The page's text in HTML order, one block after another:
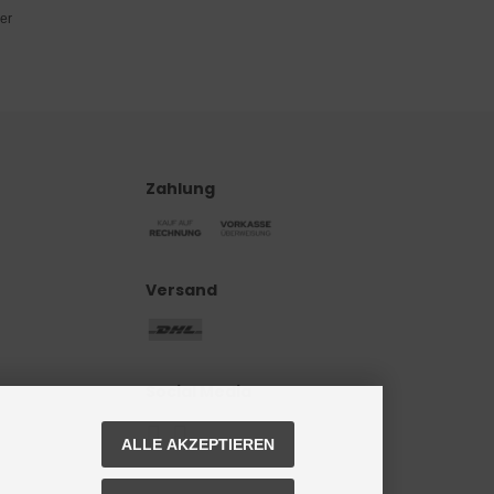
Zahlung
Versand
Social Media
ALLE AKZEPTIEREN